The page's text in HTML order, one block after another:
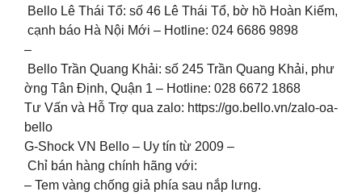
Bello Lê Thái Tổ: số 46 Lê Thái Tổ, bờ hồ Hoàn Kiếm,
cạnh báo Hà Nội Mới – Hotline: 024 6686 9898
–
Bello Trần Quang Khải: số 245 Trần Quang Khải, phư
ờng Tân Định, Quận 1 – Hotline: 028 6672 1868
Tư Vấn và Hỗ Trợ qua zalo: https://go.bello.vn/zalo-oa-
bello
G-Shock VN Bello – Uy tín từ 2009 –
Chỉ bán hàng chính hãng với:
– Tem vàng chống giả phía sau nắp lưng.